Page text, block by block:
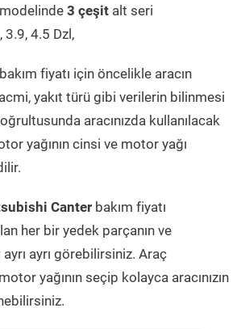
modelinde 3 çeşit alt seri
3.9, 4.5 Dzl,
bakım fiyatı için öncelikle aracın
yakıt türü gibi verilerin bilinmesi
aracınızda kullanılacak
yağının cinsi ve motor yağı
Canter bakım fiyatı
her bir yedek parçanın ve
ayrı ayrı görebilirsiniz. Araç
yağının seçip kolayca aracınızın